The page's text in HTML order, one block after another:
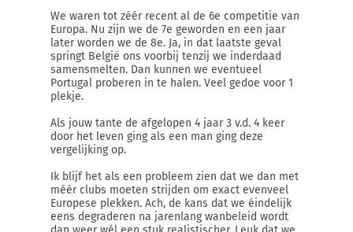
We waren tot zéér recent al de 6e competitie van
Europa. Nu zijn we de 7e geworden en een jaar
later worden we de 8e. Ja, in dat laatste geval
springt België ons voorbij tenzij we inderdaad
samensmelten. Dan kunnen we eventueel
Portugal proberen in te halen. Veel gedoe voor 1
plekje.
Als jouw tante de afgelopen 4 jaar 3 v.d. 4 keer
door het leven ging als een man ging deze
vergelijking op.
Ik blijf het als een probleem zien dat we dan met
méér clubs moeten strijden om exact evenveel
Europese plekken. Ach, de kans dat we éindelijk
eens degraderen na jarenlang wanbeleid wordt